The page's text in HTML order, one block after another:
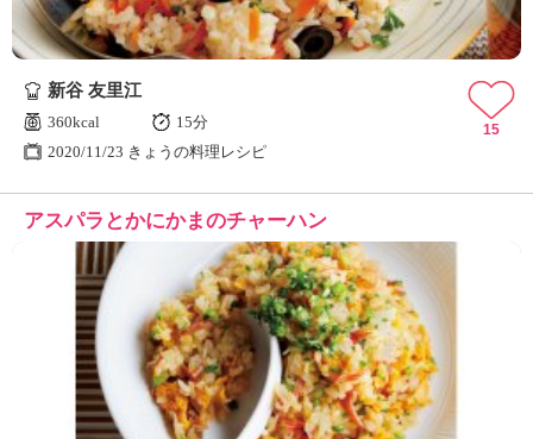
新谷 友里江
360kcal
15分
2020/11/23 きょうの料理レシピ
15
アスパラとかにかまのチャーハン